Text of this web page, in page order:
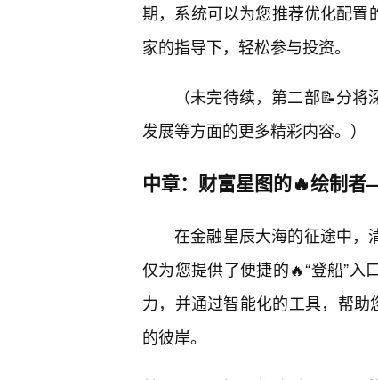
期，系统可以为您推荐优化配置
家的指导下，轻松参与投资。
（未完待续，第二部📝分
发展等方面的更多精彩内容。）
中章：财富星图的🔥绘制
在金融星辰大海的征途中，
仅为您提供了便捷的🔥“登船”
力，并通过智能化的工具，帮
的彼岸。